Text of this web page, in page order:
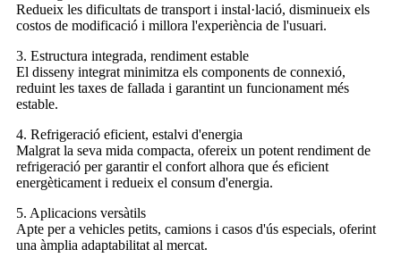
Redueix les dificultats de transport i instal·lació, disminueix els
costos de modificació i millora l'experiència de l'usuari.
3. Estructura integrada, rendiment estable
El disseny integrat minimitza els components de connexió,
reduint les taxes de fallada i garantint un funcionament més
estable.
4. Refrigeració eficient, estalvi d'energia
Malgrat la seva mida compacta, ofereix un potent rendiment de
refrigeració per garantir el confort alhora que és eficient
energèticament i redueix el consum d'energia.
5. Aplicacions versàtils
Apte per a vehicles petits, camions i casos d'ús especials, oferint
una àmplia adaptabilitat al mercat.